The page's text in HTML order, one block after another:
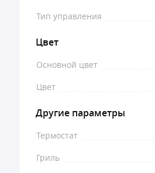
Тип управления
Цвет
Основной цвет
Цвет
Другие параметры
Термостат
Гриль